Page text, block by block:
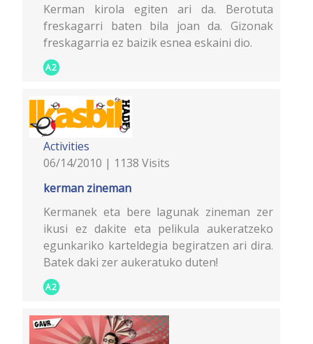
Kerman kirola egiten ari da. Berotuta
freskagarri baten bila joan da. Gizonak
freskagarria ez baizik esnea eskaini dio.
A2
Activities
06/14/2010 | 1138 Visits
kerman zineman
Kermanek eta bere lagunak zineman zer
ikusi ez dakite eta pelikula aukeratzeko
egunkariko karteldegia begiratzen ari dira.
Batek daki zer aukeratuko duten!
A2